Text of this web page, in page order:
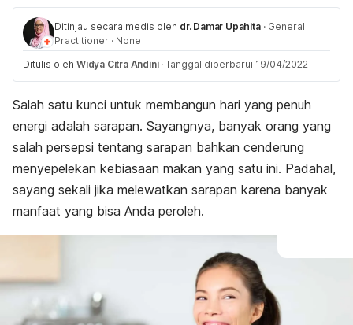
Ditinjau secara medis oleh dr. Damar Upahita · General
Practitioner · None
Ditulis oleh Widya Citra Andini · Tanggal diperbarui 19/04/2022
Salah satu kunci untuk membangun hari yang penuh
energi adalah sarapan. Sayangnya, banyak orang yang
salah persepsi tentang sarapan bahkan cenderung
menyepelekan kebiasaan makan yang satu ini. Padahal,
sayang sekali jika melewatkan sarapan karena banyak
manfaat yang bisa Anda peroleh.